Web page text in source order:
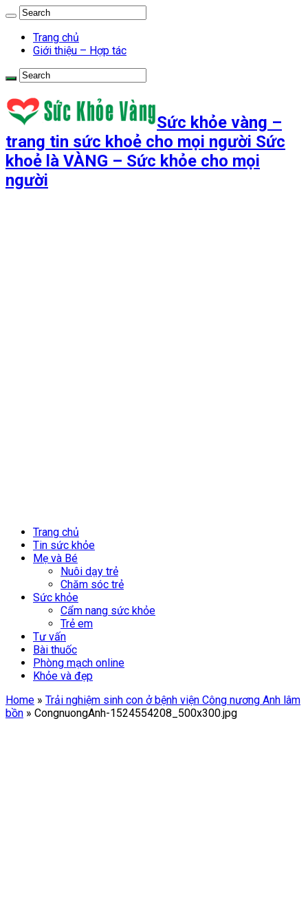
Trang chủ
Giới thiệu – Hợp tác
Sức khỏe vàng –
trang tin sức khoẻ cho mọi người Sức
khoẻ là VÀNG – Sức khỏe cho mọi
người
Trang chủ
Tin sức khỏe
Mẹ và Bé
Nuôi dạy trẻ
Chăm sóc trẻ
Sức khỏe
Cẩm nang sức khỏe
Trẻ em
Tư vấn
Bài thuốc
Phòng mạch online
Khỏe và đẹp
Home » Trải nghiệm sinh con ở bệnh viện Công nương Anh lâm
bồn » CongnuongAnh-1524554208_500x300.jpg